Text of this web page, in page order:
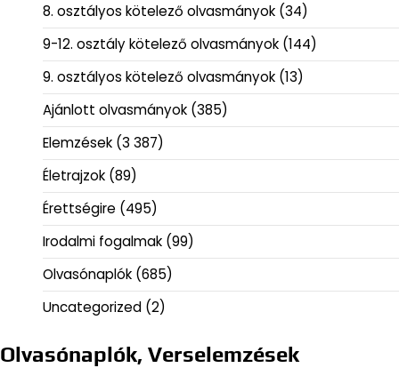
8. osztályos kötelező olvasmányok (34)
9-12. osztály kötelező olvasmányok (144)
9. osztályos kötelező olvasmányok (13)
Ajánlott olvasmányok (385)
Elemzések (3 387)
Életrajzok (89)
Érettségire (495)
Irodalmi fogalmak (99)
Olvasónaplók (685)
Uncategorized (2)
Olvasónaplók, Verselemzések